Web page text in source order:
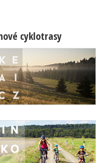
cyklotrasy